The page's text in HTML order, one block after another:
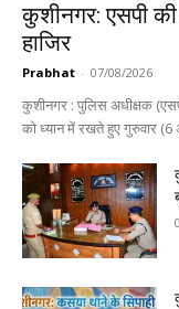
कुशीनगर: एसपी की
हाजिर
Prabhat - 07/08/2026
कुशीनगर : पुलिस अधीक्षक
को ध्यान में रखते हुए गुरुवार